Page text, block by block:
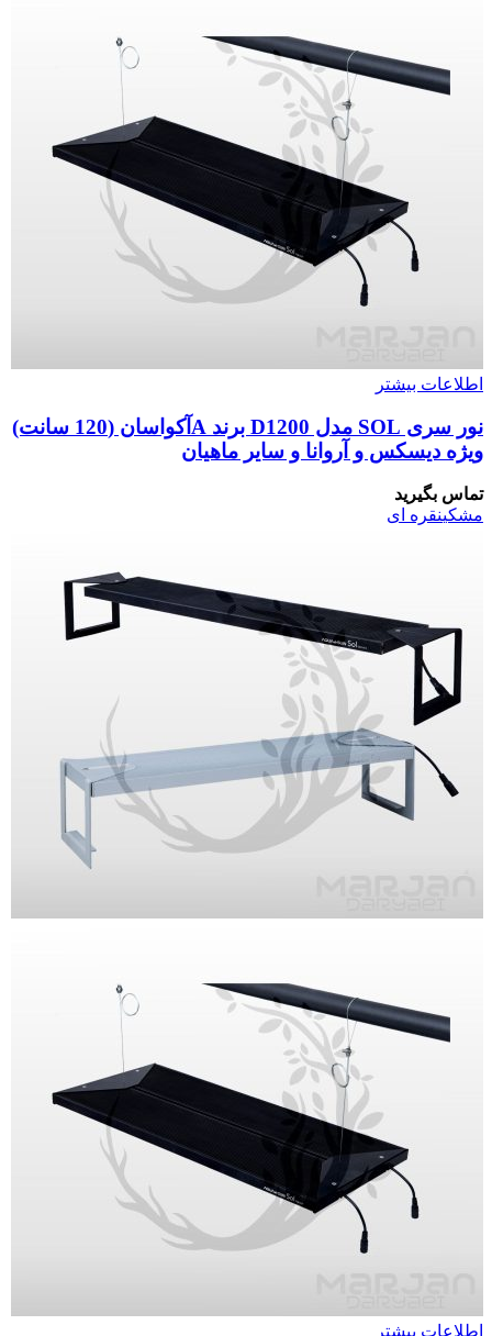
اطلاعات بیشتر
نور سری SOL مدل D1200 برند Aآکواسان (120 سانت)
ویژه دیسکس و آروانا و سایر ماهیان
تماس بگیرید
مشکینقره ای
اطلاعات بیشتر